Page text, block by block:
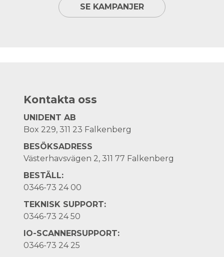
SE KAMPANJER
Kontakta oss
UNIDENT AB
Box 229, 311 23 Falkenberg
BESÖKSADRESS
Västerhavsvägen 2, 311 77 Falkenberg
BESTÄLL:
0346-73 24 00
TEKNISK SUPPORT:
0346-73 24 50
IO-SCANNERSUPPORT:
0346-73 24 25